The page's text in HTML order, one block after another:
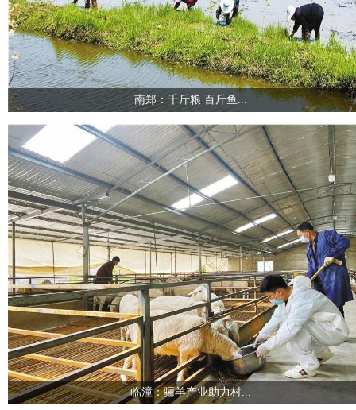
南郑：千斤粮 百斤鱼...
临潼：骊羊产业助力村...